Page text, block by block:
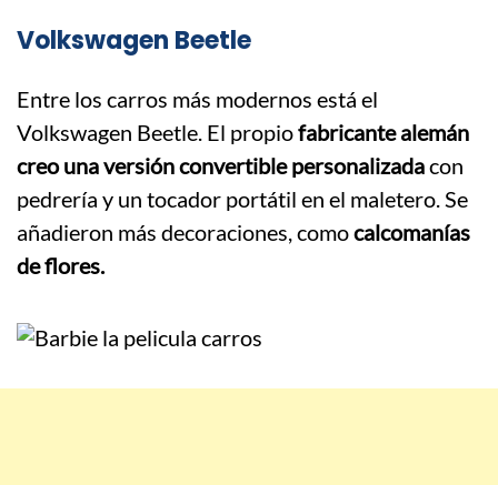
Volkswagen Beetle
Entre los carros más modernos está el
Volkswagen Beetle. El propiofabricante alemán
creo una versión convertible personalizadacon
pedrería y un tocador portátil en el maletero. Se
añadieron más decoraciones, comocalcomanías
de flores.